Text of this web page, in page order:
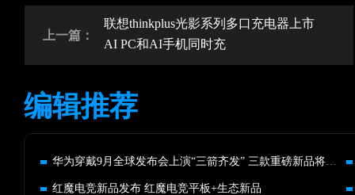
上一篇：
联想thinkplus光影系列多口充电器上市
AI PC和AI手机同时充
编辑推荐
华为穿戴9月全球发布会上演“三箭齐发” 三款重磅新品将亮相
红魔电竞新品发布 红魔电竞平板+生态新品